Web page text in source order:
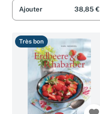
Ajouter 38,85 €
Très bon